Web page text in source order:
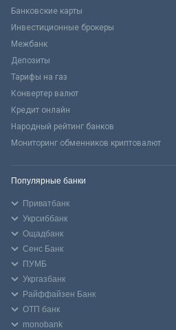
Банковские карты
Инвестиционные брокеры
Межбанк
Депозиты
Тарифы на газ
Конвертер валют
Кредит онлайн
Народный рейтинг банков
Мониторинг обменников криптовалют
Популярные банки
Приватбанк
Укрсиббанк
Ощадбанк
Сенс Банк
ПУМБ
Укргазбанк
Райффайзен Банк
ОТП банк
monobank